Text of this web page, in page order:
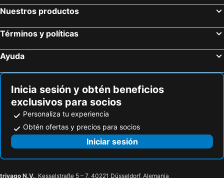
Nuestros productos
Términos y políticas
Ayuda
Inicia sesión y obtén beneficios
exclusivos para socios
Personaliza tu experiencia
Obtén ofertas y precios para socios
Iniciar sesión
trivago N.V., Kesselstraße 5 – 7, 40221 Düsseldorf, Alemania